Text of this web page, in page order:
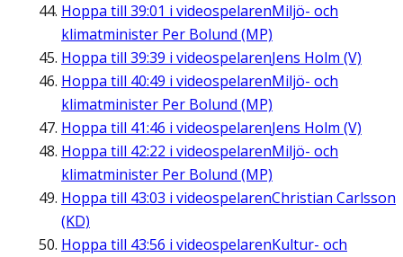
Hoppa till 39:01 i videospelarenMiljö- och
klimatminister Per Bolund (MP)
Hoppa till 39:39 i videospelarenJens Holm (V)
Hoppa till 40:49 i videospelarenMiljö- och
klimatminister Per Bolund (MP)
Hoppa till 41:46 i videospelarenJens Holm (V)
Hoppa till 42:22 i videospelarenMiljö- och
klimatminister Per Bolund (MP)
Hoppa till 43:03 i videospelarenChristian Carlsson
(KD)
Hoppa till 43:56 i videospelarenKultur- och